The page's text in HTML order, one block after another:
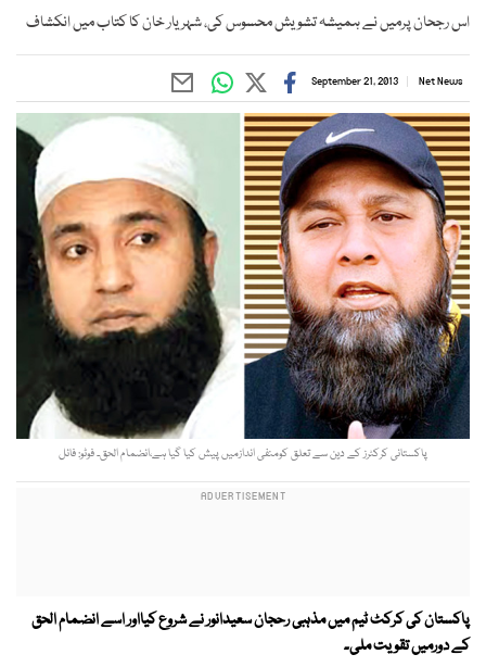
اس رجحان پرمیں نے ہمیشہ تشویش محسوس کی، شہریار خان کا کتاب میں انکشاف
Net News
September 21, 2013
پاکستانی کرکٹرز کے دین سے تعلق کومنفی اندازمیں پیش کیا گیا ہے،انضمام الحق۔ فوٹو: فائل
پاکستان کی کرکٹ ٹیم میں مذہبی رحجان سعیدانور نے شروع کیااور اسے انضمام الحق
کے دورمیں تقویت ملی۔